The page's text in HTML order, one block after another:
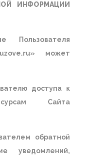
ИНФОРМАЦИИ
Пользователя
может
доступа к
Сайта
обратной
уведомлений,